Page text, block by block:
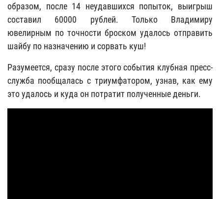
образом, после 14 неудавшихся попыток, выигрыш
составил 60000 рублей. Только Владимиру
ювелирным по точности броском удалось отправить
шайбу по назначению и сорвать куш!
Разумеется, сразу после этого события клубная пресс-
служба пообщалась с триумфатором, узнав, как ему
это удалось и куда он потратит полученные деньги.